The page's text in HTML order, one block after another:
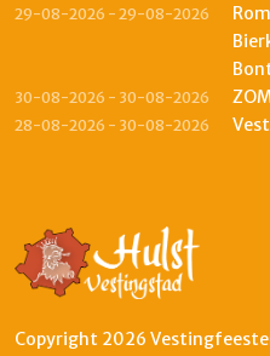
29-08-2026 - 29-08-2026
30-08-2026 - 30-08-2026
28-08-2026 - 30-08-2026
Copyright 2026